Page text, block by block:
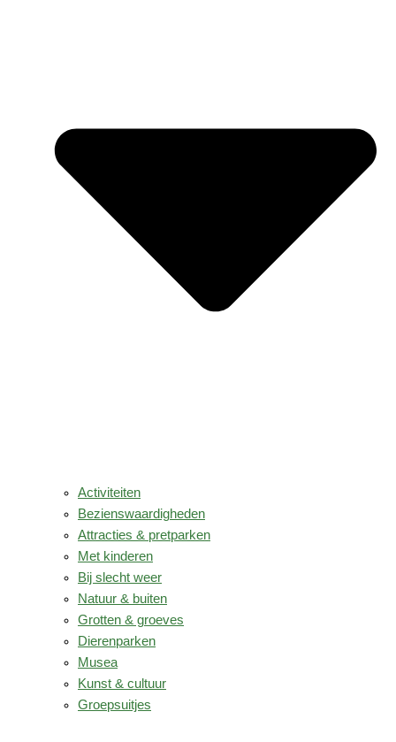
Activiteiten
Bezienswaardigheden
Attracties & pretparken
Met kinderen
Bij slecht weer
Natuur & buiten
Grotten & groeves
Dierenparken
Musea
Kunst & cultuur
Groepsuitjes